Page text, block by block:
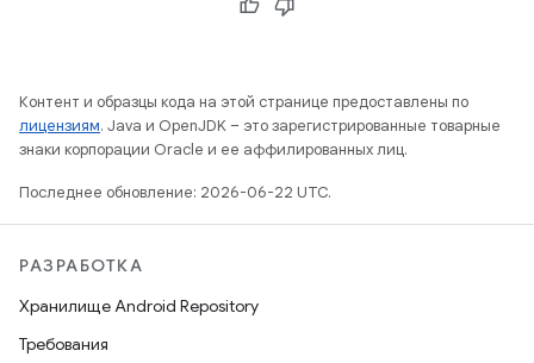
Контент и образцы кода на этой странице предоставлены по
лицензиям. Java и OpenJDK – это зарегистрированные товарные
знаки корпорации Oracle и ее аффилированных лиц.
Последнее обновление: 2026-06-22 UTC.
РАЗРАБОТКА
Хранилище Android Repository
Требования